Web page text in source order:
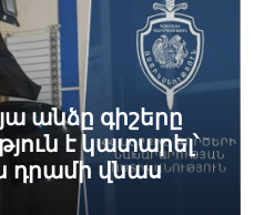
անձը գիշերը
է կատարել՝
դրամի վնաս